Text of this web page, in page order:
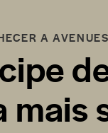
A AVENUES
mais